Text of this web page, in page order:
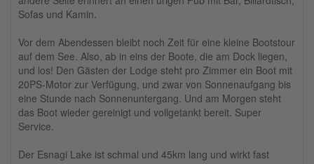
Sofas und Kamin.
Vor dem Abendessen bleibt noch Zeit für eine kleine Bootstour
auf dem See. Also, ab in eins der Boote, die am Dock liegen,
und los! Den Gästen der Lodge steht pro Zimmer ein Boot mit
20PS-Motor zur Verfügung, und zwar von Sonnenaufgang bis
eine Stunde nach Sonnenuntergang. Und am Morgen steht
das Boot wieder gereinigt und vollgetankt bereit. Super
Service.
Der Esnagi Lake ist schmal und 45km lang und wirkt fast